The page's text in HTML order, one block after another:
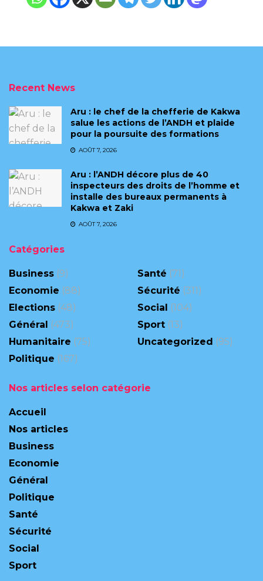
Recent News
Aru : le chef de la chefferie de Kakwa
salue les actions de l’ANDH et plaide
pour la poursuite des formations
AOÛT 7, 2026
Aru : l’ANDH décore plus de 40
inspecteurs des droits de l’homme et
installe des bureaux permanents à
Kakwa et Zaki
AOÛT 7, 2026
Catégories
Business (9)
Economie (88)
Elections (48)
Général (473)
Humanitaire (75)
Politique (167)
Santé (71)
Sécurité (311)
Social (104)
Sport (13)
Uncategorized (95)
Nos articles selon catégorie
Accueil
Nos articles
Business
Economie
Général
Politique
Santé
Sécurité
Social
Sport